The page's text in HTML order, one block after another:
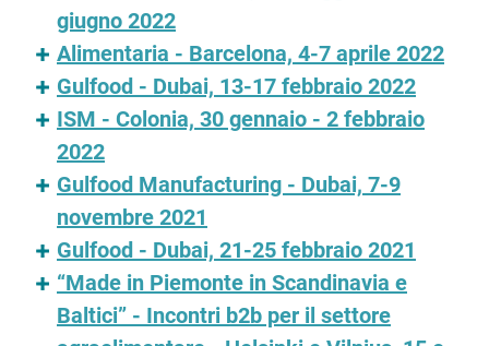
giugno 2022
Alimentaria - Barcelona, 4-7 aprile 2022
Gulfood - Dubai, 13-17 febbraio 2022
ISM - Colonia, 30 gennaio - 2 febbraio
2022
Gulfood Manufacturing - Dubai, 7-9
novembre 2021
Gulfood - Dubai, 21-25 febbraio 2021
“Made in Piemonte in Scandinavia e
Baltici” - Incontri b2b per il settore